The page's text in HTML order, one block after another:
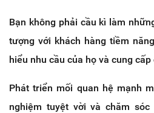
Bạn không phải cầu kì làm
tượng với khách hàng tiềm
hiểu nhu cầu của họ và cung
Phát triển mối quan hệ mạnh
nghiệm tuyệt vời và chăm